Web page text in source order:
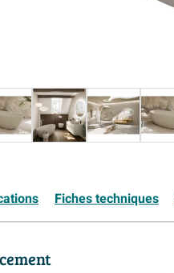
Fiches techniques